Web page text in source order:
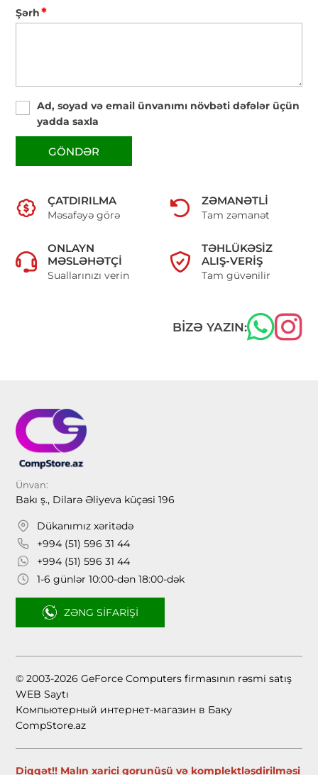
Şərh*
Ad, soyad və email ünvanımı növbəti dəfələr üçün
yadda saxla
GÖNDƏR
ÇATDIRILMA
Məsafəyə görə
ZƏMANƏTLI
Tam zəmanət
ONLAYN
MƏSLƏHƏTÇI
Suallarınızı verin
TƏHLÜKƏSIZ
ALIŞ-VERIŞ
Tam güvənilir
BIZƏ YAZIN:
Ünvan:
Bakı ş., Dilarə Əliyeva küçəsi 196
Dükanımız xəritədə
+994 (51) 596 31 44
+994 (51) 596 31 44
1-6 günlər 10:00-dən 18:00-dək
ZƏNG SIFARIŞI
© 2003-2026 GeForce Computers firmasının rəsmi satış
WEB Saytı
Компьютерный интернет-магазин в Баку
CompStore.az
Diqqət!! Malın xarici gorunüşü və komplektləşdirilməsi